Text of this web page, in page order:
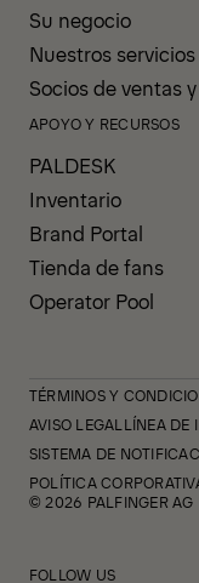
Su negocio
Nuestros servicios
Socios de ventas
APOYO Y RECURSOS
PALDESK
Inventario
Brand Portal
Tienda de fans
Operator Pool
TÉRMINOS Y
AVISO LEGAL LÍNEA DE
SISTEMA DE
POLÍTICA
© 2026 PALFINGER AG
FOLLOW US